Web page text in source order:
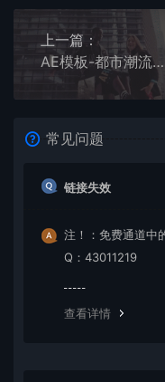
上一篇：
AE模板-都市潮流活力节拍时尚影像剪辑片头
常见问题
链接失效
注！：免费通道中
Q：43011219
查看详情